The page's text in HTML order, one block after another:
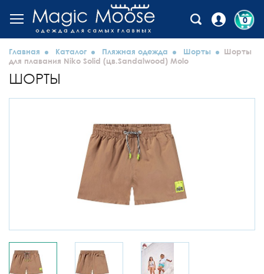
0
Главная Каталог Пляжная одежда Шорты
Шорты
для плавания Niko Solid (цв.Sandalwood) Molo
ШОРТЫ